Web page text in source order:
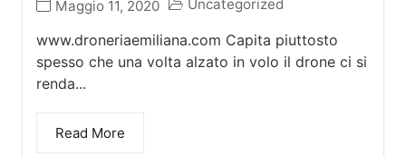
Maggio 11, 2020 Uncategorized
www.droneriaemiliana.com Capita piuttosto
spesso che una volta alzato in volo il drone ci si
renda...
Read More